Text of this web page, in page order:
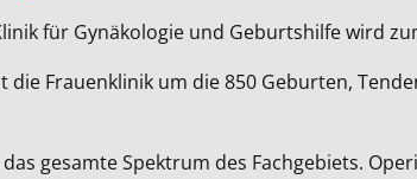
für Gynäkologie und Geburtshilfe wird
Frauenklinik um die 850 Geburten,
gesamte Spektrum des Fachgebiets.